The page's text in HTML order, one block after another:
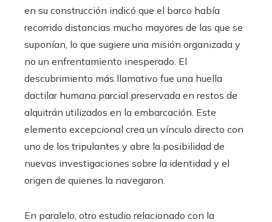
en su construcción indicó que el barco había
recorrido distancias mucho mayores de las que se
suponían, lo que sugiere una misión organizada y
no un enfrentamiento inesperado. El
descubrimiento más llamativo fue una huella
dactilar humana parcial preservada en restos de
alquitrán utilizados en la embarcación. Este
elemento excepcional crea un vínculo directo con
uno de los tripulantes y abre la posibilidad de
nuevas investigaciones sobre la identidad y el
origen de quienes la navegaron.
En paralelo, otro estudio relacionado con la